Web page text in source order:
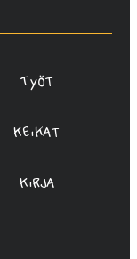
Työt
Keikat
Kirja